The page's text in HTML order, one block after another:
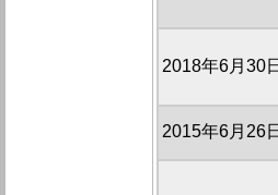
2018年6月30
2015年6月26